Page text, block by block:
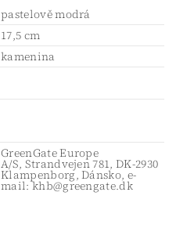
pastelově modrá
17,5 cm
kamenina
GreenGate Europe
A/S, Strandvejen 781, DK-2930
Klampenborg, Dánsko, e-
mail: khb@greengate.dk